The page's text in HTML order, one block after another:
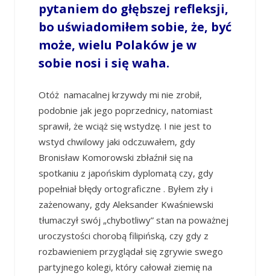
pytaniem do głębszej refleksji,
bo uświadomiłem sobie, że, być
może, wielu Polaków je w
sobie nosi i się waha.
Otóż namacalnej krzywdy mi nie zrobił,
podobnie jak jego poprzednicy, natomiast
sprawił, że wciąż się wstydzę. I nie jest to
wstyd chwilowy jaki odczuwałem, gdy
Bronisław Komorowski zbłaźnił się na
spotkaniu z japońskim dyplomatą czy, gdy
popełniał błędy ortograficzne . Byłem zły i
zażenowany, gdy Aleksander Kwaśniewski
tłumaczył swój „chybotliwy” stan na poważnej
uroczystości chorobą filipińską, czy gdy z
rozbawieniem przyglądał się zgrywie swego
partyjnego kolegi, który całował ziemię na